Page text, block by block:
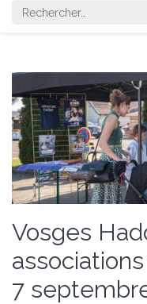
Vosges
7